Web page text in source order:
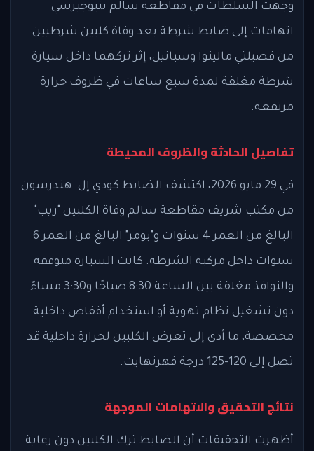
وجهت السلطات في مقاطعة سالم بنيوجيرسي
اتهامات إلى ضابط شرطة بعد وفاة كلبين شرطيين
من فصيلتي مالينوا وسبانيل، إثر تركهما داخل سيارة
شرطة مغلقة لمدة سبع ساعات في ظروف حرارة
مرتفعة.
تفاصيل الحادثة والظروف المحيطة
في 29 مايو 2026، اكتشف الضابط كودي إل. هندرسون
من مكتب شريف مقاطعة سالم وفاة الكلبين "ريب"
البالغ من العمر 4 سنوات و"بومر" البالغ من العمر 6
سنوات داخل مركبة الشرطة. كانت السيارة متوقفة
والنوافذ مغلقة بين الساعة 8:30 صباحًا و3:30 مساءً
دون تشغيل نظام تهوية أو استخدام أقفاص داخلية
مخصصة، ما أدى إلى تعرض الكلبين لحرارة داخلية قد
تصل إلى 120-125 درجة فهرنهايت.
نتائج التحقيق والاتهامات الموجهة
أظهرت التحقيقات أن الضابط ترك الكلبين دون رعاية